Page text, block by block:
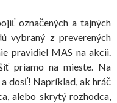
označených a tajných
vybraný z preverených
pravidiel MAS na akcii.
priamo na mieste. Na
dosť! Napríklad, ak hráč
alebo skrytý rozhodca,